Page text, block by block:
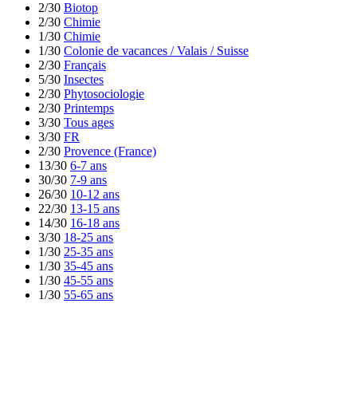
2/30 Biotop
2/30 Chimie
1/30 Chimie
1/30 Colonie de vacances / Valais / Suisse
2/30 Français
5/30 Insectes
2/30 Phytosociologie
2/30 Printemps
3/30 Tous ages
3/30 FR
2/30 Provence (France)
13/30 6-7 ans
30/30 7-9 ans
26/30 10-12 ans
22/30 13-15 ans
14/30 16-18 ans
3/30 18-25 ans
1/30 25-35 ans
1/30 35-45 ans
1/30 45-55 ans
1/30 55-65 ans